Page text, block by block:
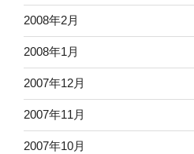
2008年2月
2008年1月
2007年12月
2007年11月
2007年10月